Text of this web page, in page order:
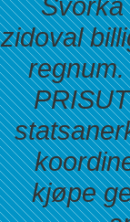
zidoval
kjøpe